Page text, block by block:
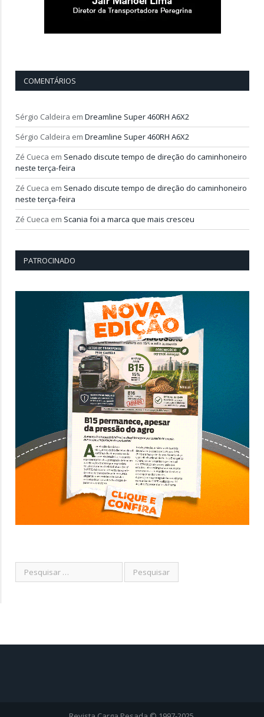
COMENTÁRIOS
Sérgio Caldeira em Dreamline Super 460RH A6X2
Sérgio Caldeira em Dreamline Super 460RH A6X2
Zé Cueca em Senado discute tempo de direção do caminhoneiro
neste terça-feira
Zé Cueca em Senado discute tempo de direção do caminhoneiro
neste terça-feira
Zé Cueca em Scania foi a marca que mais cresceu
PATROCINADO